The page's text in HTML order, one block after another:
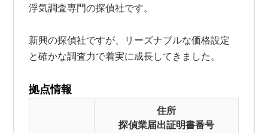
浮気調査専門の探偵社です。
新興の探偵社ですが、リーズナブルな価格設定
と確かな調査力で着実に成長してきました。
拠点情報
住所
探偵業届出証明書番号